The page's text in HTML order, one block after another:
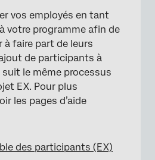
vos employés en tant
votre programme afin de
à faire part de leurs
de participants à
le même processus
EX. Pour plus
les pages d’aide
des participants (EX)